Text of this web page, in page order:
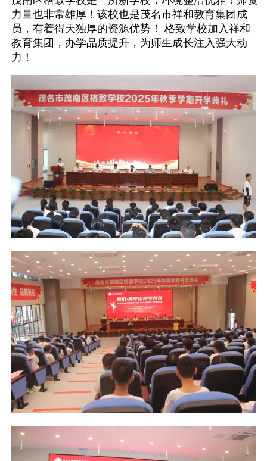
力量也非常雄厚！该校也是茂名市祥和教育集团成
员，有着得天独厚的资源优势！ 格致学校加入祥和
教育集团，办学品质提升，为师生成长注入强大动
力！